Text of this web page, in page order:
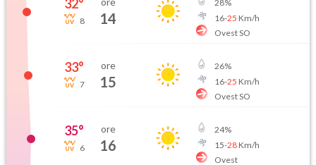
32°
8 14
28%
16-25 Km/h
Ovest SO
33°
7
ore
15
26%
16-25 Km/h
Ovest SO
35°
6
ore
16
24%
15-28Km/h
Ovest